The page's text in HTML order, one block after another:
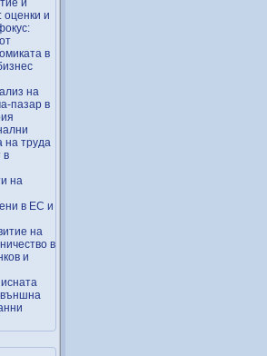
и
в
на
пазар в
на труда
в
на
в ЕС и
на
в
и
външна